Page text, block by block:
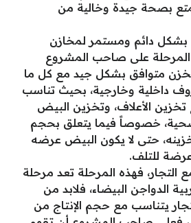
بصحة جيدة وخالية من
بشكل دائم ومستمر لمخازن
المرحلة على صاحب المشروع
متوافق بشكل جيد مع كل ما
داخلية وخارجية، بحيث تناسب
الأعلاف، وتخزين البيض
خصوصاً فيما يتعلق بحجم
حتى لا يكون البيض عرضه
للتلف.
التجار، فهذه المرحلة تعد مرحلة
الدواجن البيضاء، فلابد من
يتناسب مع حجم الإنتاج من